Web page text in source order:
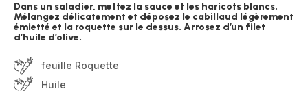
Dans un saladier, mettez la sauce et les haricots blancs.
Mélangez délicatement et déposez le cabillaud légèrement
émietté et la roquette sur le dessus. Arrosez d’un filet
d’huile d’olive.
feuille Roquette
Huile